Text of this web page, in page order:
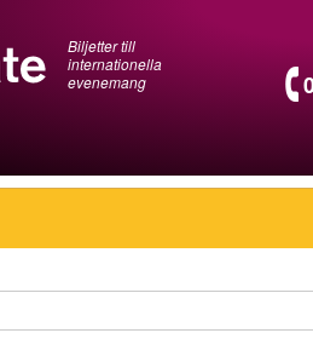
Biljetter till
internationella
evenemang